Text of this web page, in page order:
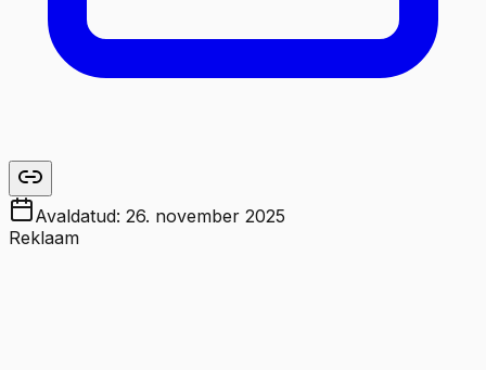
Avaldatud: 26. november 2025
Reklaam